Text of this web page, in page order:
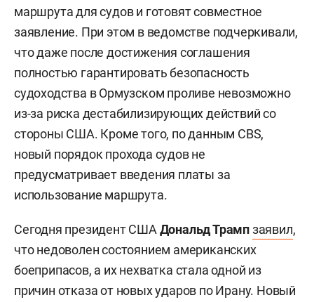
маршрута для судов и готовят совместное
заявление. При этом в ведомстве подчеркивали,
что даже после достижения соглашения
полностью гарантировать безопасность
судоходства в Ормузском проливе невозможно
из-за риска дестабилизирующих действий со
стороны США. Кроме того, по данным CBS,
новый порядок прохода судов не
предусматривает введения платы за
использование маршрута.
Сегодня президент СШАДональд Трампзаявил,
что недоволен состоянием американских
боеприпасов, а их нехватка стала одной из
причин отказа от новых ударов по Ирану. Новый